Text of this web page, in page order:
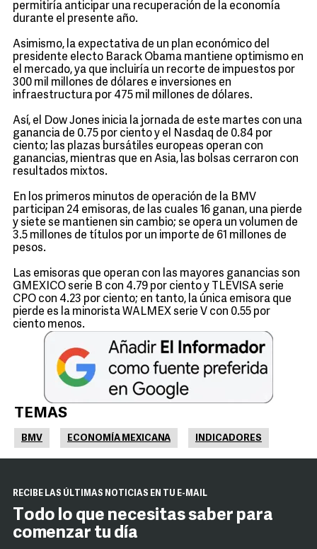
permitiría anticipar una recuperación de la economía
durante el presente año.
Asimismo, la expectativa de un plan económico del
presidente electo Barack Obama mantiene optimismo en
el mercado, ya que incluiría un recorte de impuestos por
300 mil millones de dólares e inversiones en
infraestructura por 475 mil millones de dólares.
Así, el Dow Jones inicia la jornada de este martes con una
ganancia de 0.75 por ciento y el Nasdaq de 0.84 por
ciento; las plazas bursátiles europeas operan con
ganancias, mientras que en Asia, las bolsas cerraron con
resultados mixtos.
En los primeros minutos de operación de la BMV
participan 24 emisoras, de las cuales 16 ganan, una pierde
y siete se mantienen sin cambio; se opera un volumen de
3.5 millones de títulos por un importe de 61 millones de
pesos.
Las emisoras que operan con las mayores ganancias son
GMEXICO serie B con 4.79 por ciento y TLEVISA serie
CPO con 4.23 por ciento; en tanto, la única emisora que
pierde es la minorista WALMEX serie V con 0.55 por
ciento menos.
TEMAS
BMV ECONOMÍA MEXICANA INDICADORES
RECIBE LAS ÚLTIMAS NOTICIAS EN TU E-MAIL
Todo lo que necesitas saber para
comenzar tu día